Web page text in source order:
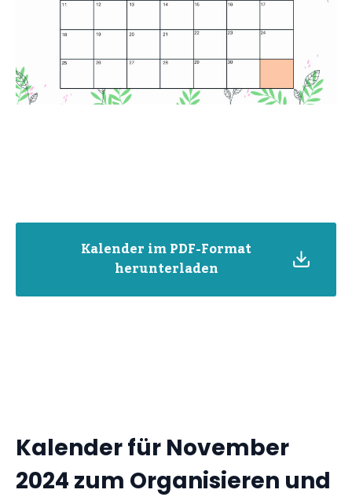
Kalender im PDF-Format
herunterladen
Kalender für November
2024 zum Organisieren und